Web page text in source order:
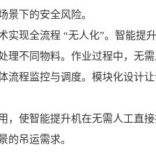
景下的安全风险。
现全流程 “无人化”。智能提
理不同物料。作业过程中，无
流程监控与调度。模块化设计
使智能提升机在无需人工直接
的吊运需求。